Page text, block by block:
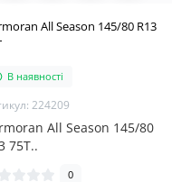
All Season 145/80 R13
В наявності
224209
All Season 145/80
75T..
0